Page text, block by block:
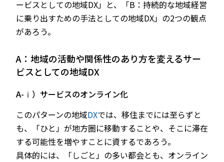
ービスとしての地域DX」と、「B：持続的な地域経営
に乗り出すための手法としての地域DX」の2つの観点
があろう。
A：地域の活動や関係性のあり方を変えるサー
ビスとしての地域DX
A-ⅰ）サービスのオンライン化
このパターンの地域DXでは、移住までには至らずと
も、「ひと」が地方圏に移動することや、そこに滞在
する可能性を増やすことに資するであろう。
具体的には、「しごと」の多い都会とも、オンライン